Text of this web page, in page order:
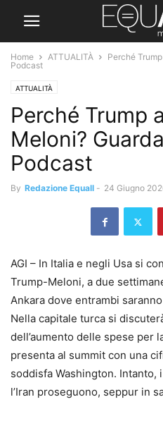
Home ATTUALITÀ
Perché
Podcast
ATTUALITÀ
Perché Trump
Meloni?
Podcast
By Redazione Equall - 24 Giugno
AGI – In Italia e negli Usa si
Trump-Meloni, a due
Ankara dove entrambi
Nella capitale turca si
dell’aumento delle spese per
presenta al summit con una
soddisfa Washington.
l’Iran proseguono, seppur in